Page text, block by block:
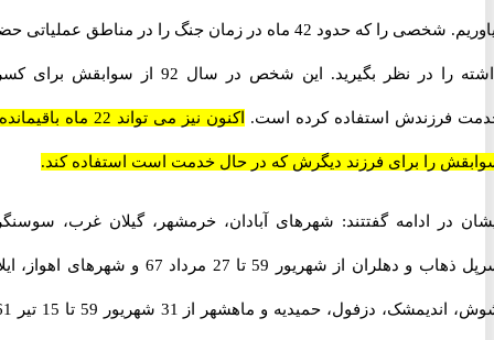
بیاوریم. شخصی را که حدود 42 ماه در زمان جنگ را در مناطق عملیاتی حضور
داشته را در نظر بگیرید. این شخص در سال 92 از سوابقش برای کسری
فرزندش استفاده کرده است. اکنون نیز می تواند 22 ماه باقیمانده از
را برای فرزند دیگرش که در حال خدمت است استفاده کند.
در ادامه گفتتند: شهرهای آبادان، خرمشهر، گیلان غرب، سوسنگرد،
سرپل ذهاب و دهلران از شهریور 59 تا 27 مرداد 67 و شهرهای اهواز، ایلام،
شوش، اندیمشک، دزفول، حمیدیه و ماهشهر از 31 شهریور 59 تا 15 تیر 61 و